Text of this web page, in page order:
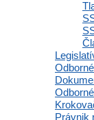
Právnik
MOHLO BY